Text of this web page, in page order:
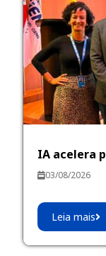
IA acelera
03/08/2026
Leia mais